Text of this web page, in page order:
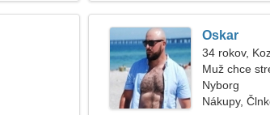
Oskar
34 rokov,
Muž chce
Nyborg
Nákupy,